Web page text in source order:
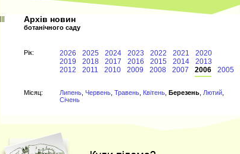
Архів новин
ботанічного саду
Рiк: 2026 2025 2024 2023 2022 2021
2020
2019
2018 2017 2016 2015 2014
2013
2012
2011 2010 2009 2008 2007 2006 2005
Мiсяц: Липень Червень Травень Квітень Березень Лютий
Січень